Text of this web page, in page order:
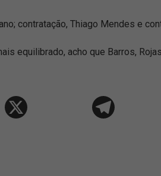
contratação, Thiago Mendes e
equilibrado, acho que Barros,